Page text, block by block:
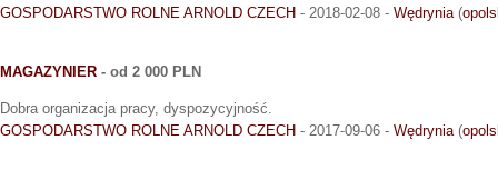
GOSPODARSTWO ROLNE ARNOLD CZECH - 2018-02-08 - Wędrynia(
MAGAZYNIER - od 2 000 PLN
Dobra organizacja pracy, dyspozycyjność.
GOSPODARSTWO ROLNE ARNOLD CZECH - 2017-09-06 - Wędrynia(